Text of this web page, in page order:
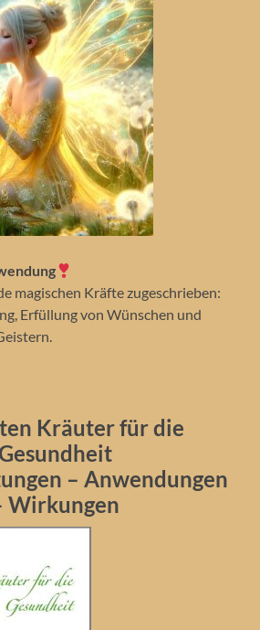
magischen Kräfte zugeschrieben:
Erfüllung von Wünschen und
Kräuter für die
– Anwendungen
Wirkungen